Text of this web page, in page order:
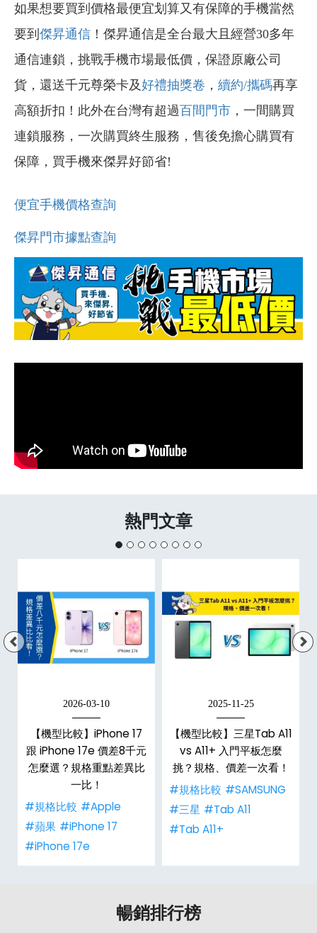
如果想要買到價格最便宜划算又有保障的手機當然
要到 傑昇通信 ！傑昇通信是全台最大且經營30多年
通信連鎖，挑戰手機市場最低價，保證原廠公司
貨，還送千元尊榮卡及好禮抽獎卷 ， 續約/攜碼再享
高額折扣！此外在台灣有超過百間門市 ，一間購買
連鎖服務，一次購買終生服務，售後免擔心購買有
保障，買手機來傑昇好節省!
便宜手機價格查詢
傑昇門市據點查詢
熱門文章
2026-03-10
【機型比較】iPhone 17
跟 iPhone 17e 價差8千元
怎麼選？規格重點差異比
一比！
#規格比較 #Apple
#蘋果 #iPhone 17
#iPhone 17e
2025-11-25
【機型比較】三星Tab A11
vs A11+ 入門平板怎麼
挑？規格、價差一次看！
#規格比較 #SAMSUNG
#三星 #Tab A11
#Tab A11+
暢銷排行榜